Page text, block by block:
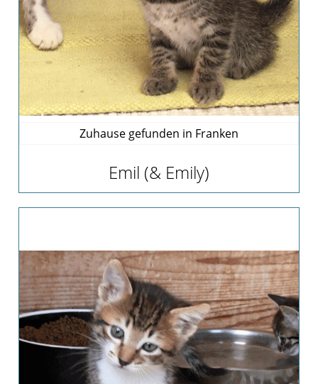
werden
Pate
gesucht
Kastrationen
Pate
gefunden
ab
2019
2017
Verein
Unsere
Ziele
Team
Vereinssatzung
Kontakt
Zuhause gefunden in Franken
Emil (& Emily)